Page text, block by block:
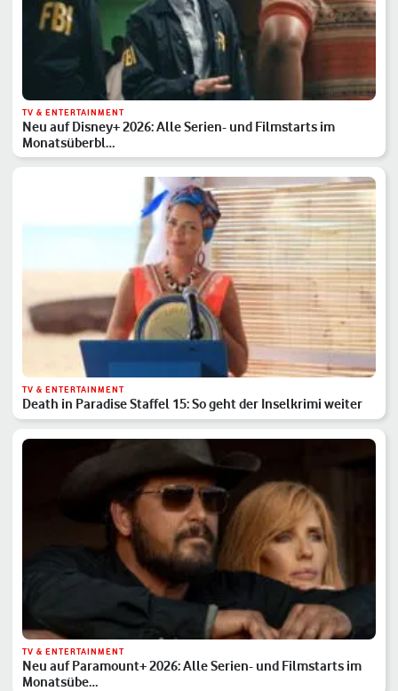
TV & ENTERTAINMENT
Neu auf Disney+ 2026: Alle Serien- und Filmstarts im
Monatsüberbl…
TV & ENTERTAINMENT
Death in Paradise Staffel 15: So geht der Inselkrimi weiter
TV & ENTERTAINMENT
Neu auf Paramount+ 2026: Alle Serien- und Filmstarts im
Monatsübe…